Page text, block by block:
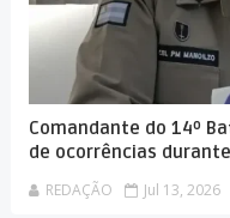
Comandante do 14º
de ocorrências
REDAÇÃO Jul 13, 2026